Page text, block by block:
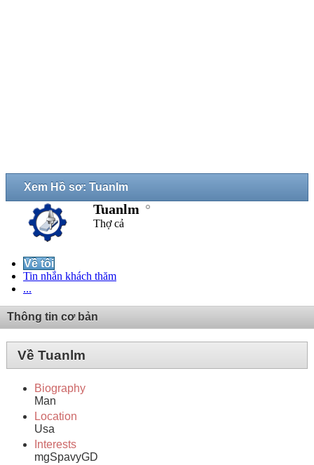
Xem Hồ sơ: Tuanlm
Tuanlm
Thợ cả
Về tôi
Tin nhắn khách thăm
...
Thông tin cơ bản
Về Tuanlm
Biography
Man
Location
Usa
Interests
mgSpavyGD